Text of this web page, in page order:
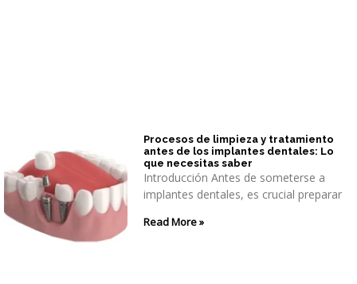
Procesos de limpieza y tratamiento
antes de los implantes dentales: Lo
que necesitas saber
Introducción Antes de someterse a
implantes dentales, es crucial preparar
Read More »